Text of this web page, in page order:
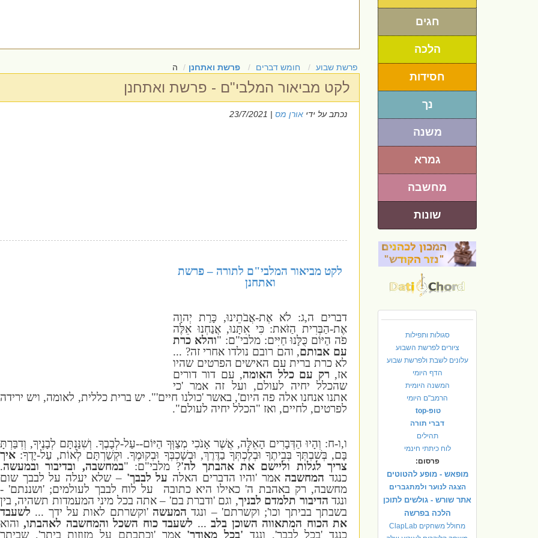
חגים
הלכה
חסידות
נך
משנה
גמרא
מחשבה
שונות
סגולות ותפילות
ציורים לפרשת השבוע
עלונים לשבת ולפרשת שבוע
הדף היומי
המשנה היומית
הרמב"ם היומי
טופ-top
דברי תורה
תהילים
לוח כיתתי חינמי
פרסום:
מופאש - מופע להטוטים
הצגה לנוער ולמתגברים
אתר שורש - גולשים לתוכן
הלכה בפרשה
מחולל משחקים ClapLab
פרשת שבוע חומש דברים פרשת ואתחנן ה
לקט מביאור המלבי"ם - פרשת ואתחנן
נכתב על ידי אורן מס | 23/7/2021
לקט מביאור המלבי"ם לתורה –פרשת
ואתחנן
דברים ה,ג: לֹא אֶת-אֲבֹתֵינוּ, כָּרַת יְהוָה
אֶת-הַבְּרִית הַזֹּאת: כִּי אִתָּנוּ, אֲנַחְנוּ אֵלֶּה
פֹה הַיּוֹם כֻּלָּנוּ חַיִּים: מלבי"ם: "והלא כרת
עם אבותם, והם רובם נולדו אחרי זה? ...
לא כרת ברית עם האישים הפרטים שהיו
אז, רק עם כלל האומה, עם דור דורים
שהכלל יחיה לעולם, ועל זה אמר 'כי
אתנו אנחנו אלה פה היום', באשר 'כולנו חיים'". יש ברית כללית, לאומה, ויש ירידה
לפרטים, לחיים, ואז "הכלל יחיה לעולם".
ו,ו-ח: וְהָיוּ הַדְּבָרִים הָאֵלֶּה, אֲשֶׁר אָנֹכִי מְצַוְּךָ הַיּוֹם--עַל-לְבָבֶךָ. וְשִׁנַּנְתָּם לְבָנֶיךָ, וְדִבַּרְתָּ
בָּם, בְּשִׁבְתְּךָ בְּבֵיתֶךָ וּבְלֶכְתְּךָ בַדֶּרֶךְ, וּבְשָׁכְבְּךָ וּבְקוּמֶךָ. וּקְשַׁרְתָּם לְאוֹת, עַל-יָדֶךָ: איך
צריך לגלות וליישם את אהבתך לה'? מלבי"ם: "במחשבה, ובדיבור ובמעשה.
כנגד המחשבה אמר 'והיו הדברים האלה על לבבך' – שלא יעלה על לבבך שום
מחשבה, רק באהבת ה' כאילו היא כתובה על לוח לבבך לעולמים; 'ושננתם' -
ונגד הדיבור תלמדם לבניך, וגם 'ודברת בם' – אתה בכל מיני המעמדות תשהיה, בין
בשבתך בביתך וכו'; וקשרתם' – ונגד המעשה 'וקשרתם לאות על ידך ... לשעבד
את הכוח המתאווה השוכן בלב... לשעבד כוח השכל והמחשבה לאהבתו,והוא
כנגד 'בכל לבבך', ונגד 'בכל מאודך' אמר 'וכתבתם על מזוזות ביתך', שביתך